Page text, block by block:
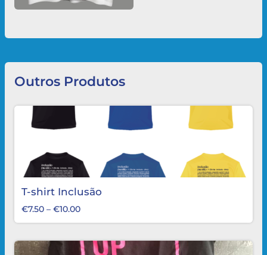
Outros Produtos
T-shirt Inclusão
€7.50 – €10.00